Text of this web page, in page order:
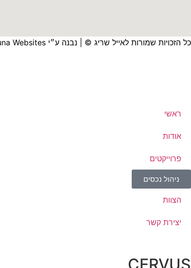
כל הזכויות שמורות לאייל שריג © | נבנה ע״י Websites
ראשי
אודות
פרוייקטים
ניהול נכסים
הצוות
יצירת קשר